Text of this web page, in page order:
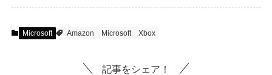
Microsoft Amazon Microsoft Xbox
記事をシェア！